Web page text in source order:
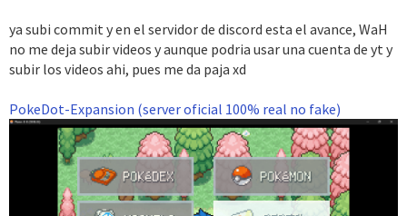
ya subi commit y en el servidor de discord esta el avance, WaH
no me deja subir videos y aunque podria usar una cuenta de yt y
subir los videos ahi, pues me da paja xd
PokeDot-Expansion (server oficial 100% real no fake)